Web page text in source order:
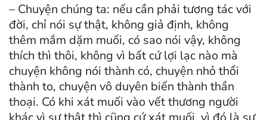
– Chuyện chúng ta: nếu cần phải tương tác với
đời, chỉ nói sự thật, không giả định, không
thêm mắm dặm muối, có sao nói vậy, không
thích thì thôi, không vì bất cứ lợi lạc nào mà
chuyện không nói thành có, chuyện nhỏ thổi
thành to, chuyện vô duyên biến thành thần
thoại. Có khi xát muối vào vết thương người